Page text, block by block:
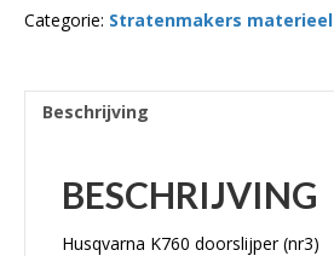
Categorie: Stratenmakers materieel
Beschrijving
BESCHRIJVING
Husqvarna K760 doorslijper (nr3)